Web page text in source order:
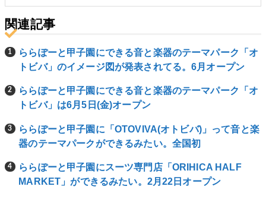
関連記事
ららぽーと甲子園にできる音と楽器のテーマパーク「オ
トビバ」のイメージ図が発表されてる。6月オープン
ららぽーと甲子園にできる音と楽器のテーマパーク「オ
トビバ」は6月5日(金)オープン
ららぽーと甲子園に「OTOVIVA(オトビバ)」って音と楽
器のテーマパークができるみたい。全国初
ららぽーと甲子園にスーツ専門店「ORIHICA HALF
MARKET」ができるみたい。2月22日オープン